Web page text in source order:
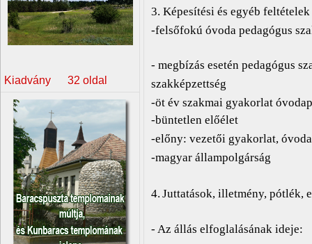
Kiadvány 32 oldal
3. Képesítési és egyéb feltételek
-felsőfokú óvoda pedagógus
- megbízás esetén pedagógus
szakképzettség
-öt év szakmai gyakorlat
-büntetlen előélet
-előny: vezetői gyakorlat,
-magyar állampolgárság
4. Juttatások, illetmény, pótlék,
- Az állás elfoglalásának ideje: